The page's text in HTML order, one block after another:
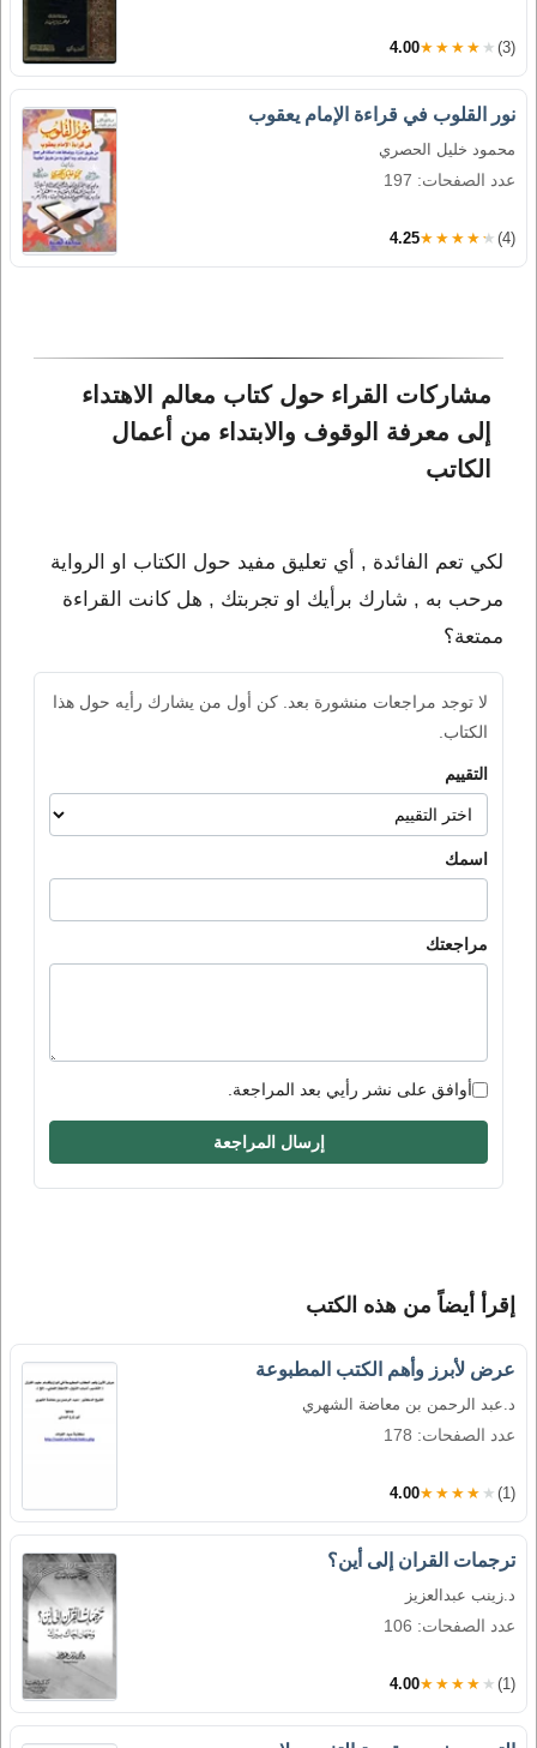
4.00★★★★★ (3)
نور القلوب في قراءة الإمام يعقوب
محمود خليل الحصري
عدد الصفحات: 197
4.25★★★★★ (4)
مشاركات القراء حول كتاب معالم الاهتداء
إلى معرفة الوقوف والابتداء من أعمال
الكاتب
لكي تعم الفائدة , أي تعليق مفيد حول الكتاب او الرواية
مرحب به , شارك برأيك او تجربتك , هل كانت القراءة
ممتعة؟
لا توجد مراجعات منشورة بعد. كن أول من يشارك رأيه حول هذا
الكتاب.
التقييم
اسمك
مراجعتك
أوافق على نشر رأيي بعد المراجعة.
إرسال المراجعة
إقرأ أيضاً من هذه الكتب
عرض لأبرز وأهم الكتب المطبوعة
د.عبد الرحمن بن معاضة الشهري
عدد الصفحات: 178
4.00★★★★★ (1)
ترجمات القران إلى أين؟
د.زينب عبدالعزيز
عدد الصفحات: 106
4.00★★★★★ (1)